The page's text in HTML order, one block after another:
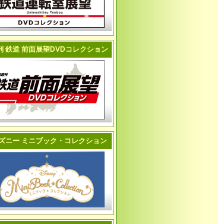
鉄道 前面展望DVDコレクション
ニー ミニブック・コレクション